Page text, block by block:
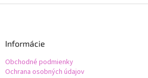
Informácie
Obchodné podmienky
Ochrana osobných údajov